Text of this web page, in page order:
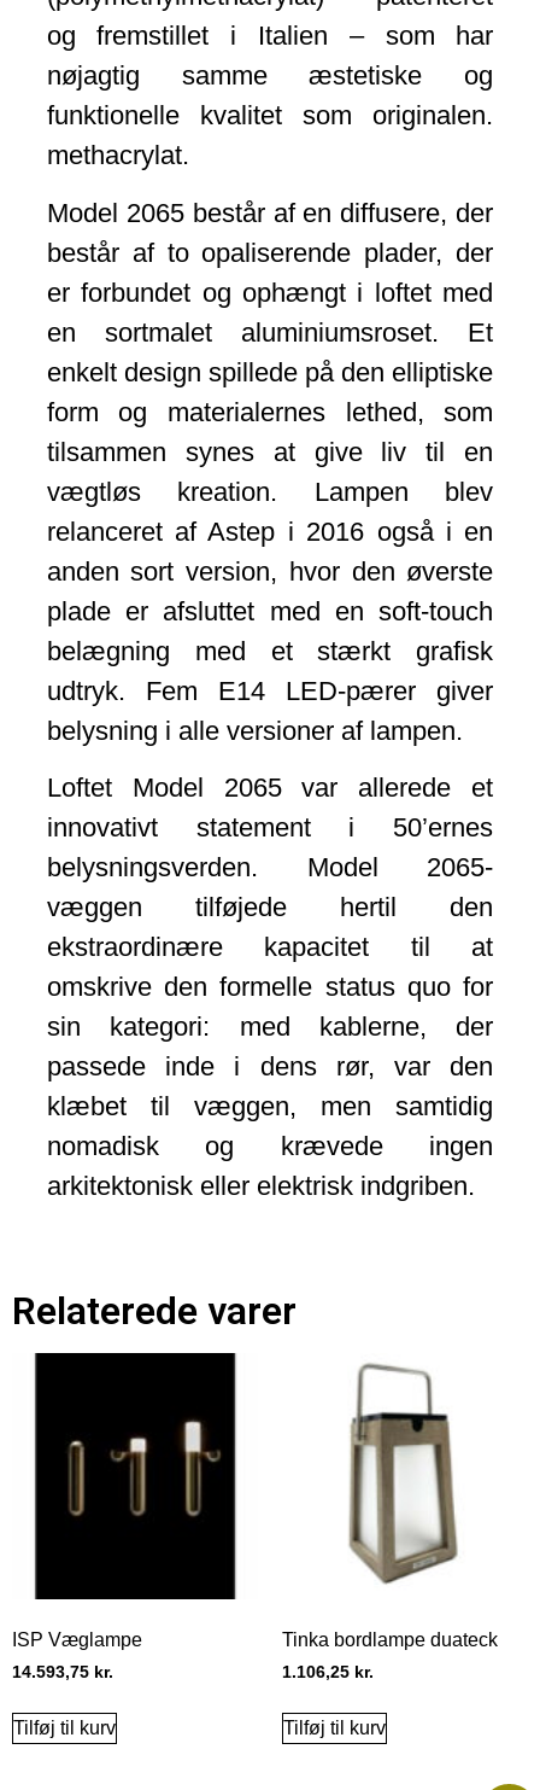
og fremstillet i Italien – som har
nøjagtig samme æstetiske og
funktionelle kvalitet som originalen.
methacrylat.
Model 2065 består af en diffusere, der
består af to opaliserende plader, der
er forbundet og ophængt i loftet med
en sortmalet aluminiumsroset. Et
enkelt design spillede på den elliptiske
form og materialernes lethed, som
tilsammen synes at give liv til en
vægtløs kreation. Lampen blev
relanceret af Astep i 2016 også i en
anden sort version, hvor den øverste
plade er afsluttet med en soft-touch
belægning med et stærkt grafisk
udtryk. Fem E14 LED-pærer giver
belysning i alle versioner af lampen.
Loftet Model 2065 var allerede et
innovativt statement i 50’ernes
belysningsverden. Model 2065-
væggen tilføjede hertil den
ekstraordinære kapacitet til at
omskrive den formelle status quo for
sin kategori: med kablerne, der
passede inde i dens rør, var den
klæbet til væggen, men samtidig
nomadisk og krævede ingen
arkitektonisk eller elektrisk indgriben.
Relaterede varer
ISP Væglampe
14.593,75 kr.
Tilføj til kurv
Tinka bordlampe duateck
1.106,25 kr.
Tilføj til kurv